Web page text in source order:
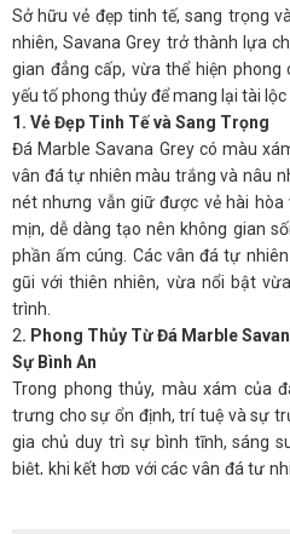
Sở hữu vẻ đẹp tinh tế, sang trọng
nhiên, Savana Grey trở thành lựa
gian đẳng cấp, vừa thể hiện phong
yếu tố phong thủy để mang lại tài
1. Vẻ Đẹp Tinh Tế và Sang Trọng
Đá Marble Savana Grey có màu
vân đá tự nhiên màu trắng và nâu
nét nhưng vẫn giữ được vẻ hài hòa
mịn, dễ dàng tạo nên không gian
phần ấm cúng. Các vân đá tự
gũi với thiên nhiên, vừa nổi bật
trình.
2. Phong Thủy Từ Đá Marble
Sự Bình An
Trong phong thủy, màu xám của
trưng cho sự ổn định, trí tuệ và sự
gia chủ duy trì sự bình tĩnh, sáng
biệt, khi kết hợp với các vân đá tự